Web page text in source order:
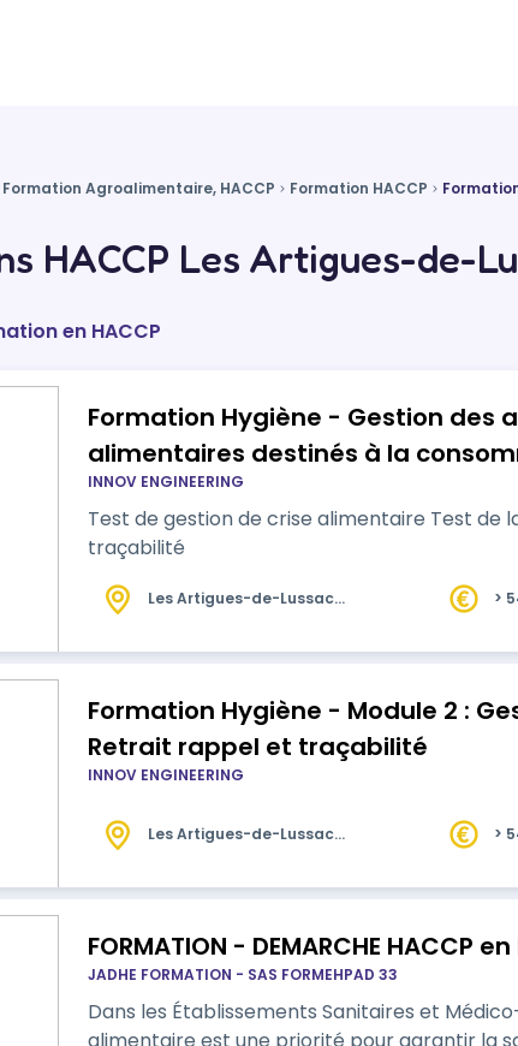
Formation Agroalimentaire, HACCP Formation HACCP
HACCP Les Artigues-de-
en HACCP
Formation Hygiène - Gestion des
alimentaires destinés à la
Formation perfectionnement
INNOV ENGINEERING
Test de gestion de crise alimentaire Test de la
traçabilité
Les Artigues-de-Lussac
>
Formation Hygiène - Module 2 :
Retrait rappel et traçabilité
INNOV ENGINEERING
Les Artigues-de-Lussac
>
FORMATION - DEMARCHE HACCP en
JADHE FORMATION - SAS FORMEHPAD 33
Dans les Établissements Sanitaires et